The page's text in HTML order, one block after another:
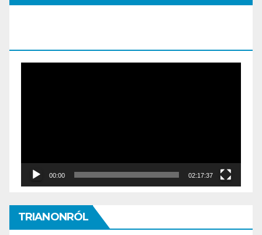
00:00 02:17:37
TRIANONRÓL